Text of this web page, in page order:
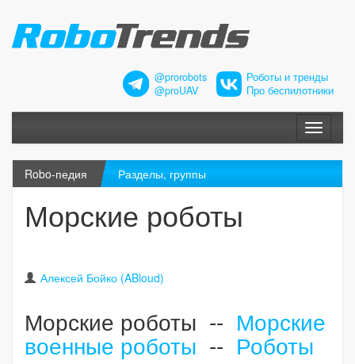
@prorobots
@proUAV
Роботы и тренды
Про беспилотники
Меню
Robo-педия Разделы, группы
Морские роботы
Алексей Бойко (ABloud)
Морские роботы -- Морские
военные роботы -- Роботы